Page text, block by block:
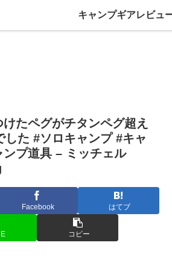
たペグがチタンペグ超え
した #ソロキャンプ #キャ
ンプ道具 – ミッチェル
Facebook はてブ
コピー
キャンプギアレビュ